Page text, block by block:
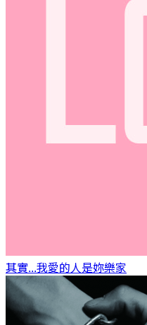
其實...我愛的人是妳樂家